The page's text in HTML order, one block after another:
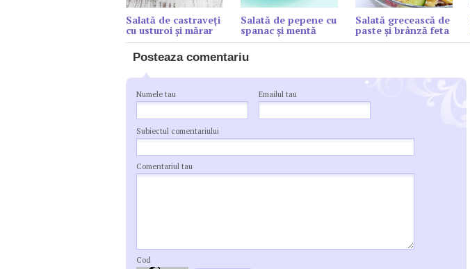
Salată de castraveți
cu usturoi și mărar
Salată de pepene cu
spanac şi mentă
Salată grecească de
paste și brânză feta
Posteaza comentariu
Numele tau Emailul tau
Subiectul comentariului
Comentariul tau
Cod